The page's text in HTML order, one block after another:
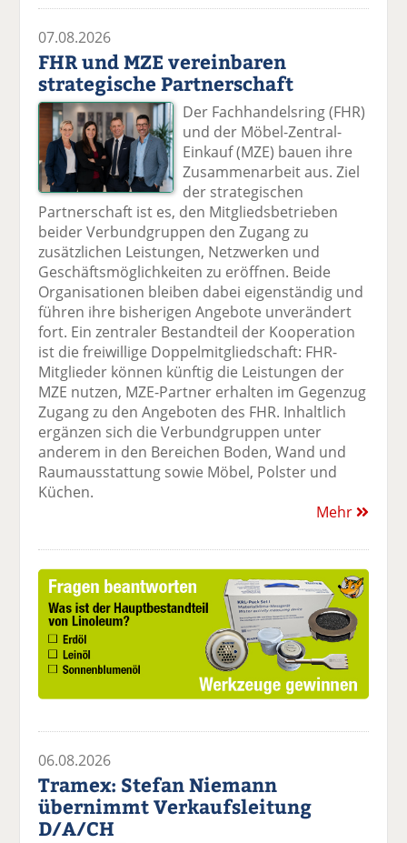
07.08.2026
FHR und MZE vereinbaren
strategische Partnerschaft
Der Fachhandelsring (FHR)
und der Möbel-Zentral-
Einkauf (MZE) bauen ihre
Zusammenarbeit aus. Ziel
der strategischen
Partnerschaft ist es, den Mitgliedsbetrieben
beider Verbundgruppen den Zugang zu
zusätzlichen Leistungen, Netzwerken und
Geschäftsmöglichkeiten zu eröffnen. Beide
Organisationen bleiben dabei eigenständig und
führen ihre bisherigen Angebote unverändert
fort. Ein zentraler Bestandteil der Kooperation
ist die freiwillige Doppelmitgliedschaft: FHR-
Mitglieder können künftig die Leistungen der
MZE nutzen, MZE-Partner erhalten im Gegenzug
Zugang zu den Angeboten des FHR. Inhaltlich
ergänzen sich die Verbundgruppen unter
anderem in den Bereichen Boden, Wand und
Raumausstattung sowie Möbel, Polster und
Küchen.
Mehr
06.08.2026
Tramex: Stefan Niemann
übernimmt Verkaufsleitung
D/A/CH